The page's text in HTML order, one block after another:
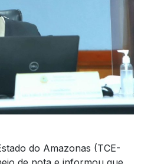
do Amazonas (TCE-